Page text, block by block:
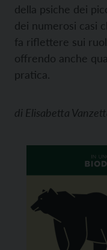
della psiche dei
dei numerosi casi
fa riflettere sui
offrendo anche
pratica.
di Elisabetta